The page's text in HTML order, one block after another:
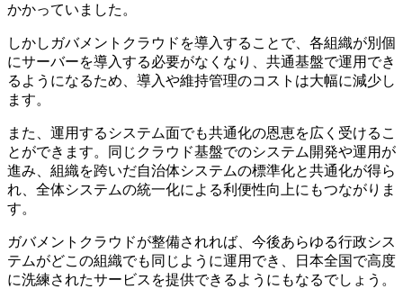
かかっていました。
しかしガバメントクラウドを導入することで、各組織が別個
にサーバーを導入する必要がなくなり、共通基盤で運用でき
るようになるため、導入や維持管理のコストは大幅に減少し
ます。
また、運用するシステム面でも共通化の恩恵を広く受けるこ
とができます。同じクラウド基盤でのシステム開発や運用が
進み、組織を跨いだ自治体システムの標準化と共通化が得ら
れ、全体システムの統一化による利便性向上にもつながりま
す。
ガバメントクラウドが整備されれば、今後あらゆる行政シス
テムがどこの組織でも同じように運用でき、日本全国で高度
に洗練されたサービスを提供できるようにもなるでしょう。